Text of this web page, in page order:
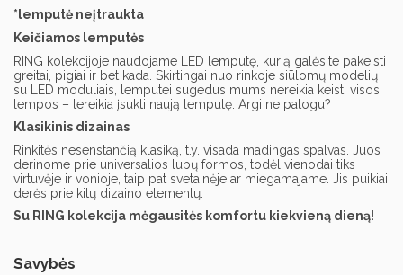
*lemputė neįtraukta
Keičiamos lemputės
RING kolekcijoje naudojame LED lemputę, kurią galėsite pakeisti
greitai, pigiai ir bet kada. Skirtingai nuo rinkoje siūlomų modelių
su LED moduliais, lemputei sugedus mums nereikia keisti visos
lempos – tereikia įsukti naują lemputę. Argi ne patogu?
Klasikinis dizainas
Rinkitės nesenstančią klasiką, t.y. visada madingas spalvas. Juos
derinome prie universalios lubų formos, todėl vienodai tiks
virtuvėje ir vonioje, taip pat svetainėje ar miegamajame. Jis puikiai
derės prie kitų dizaino elementų.
Su RING kolekcija mėgausitės komfortu kiekvieną dieną!
Savybės